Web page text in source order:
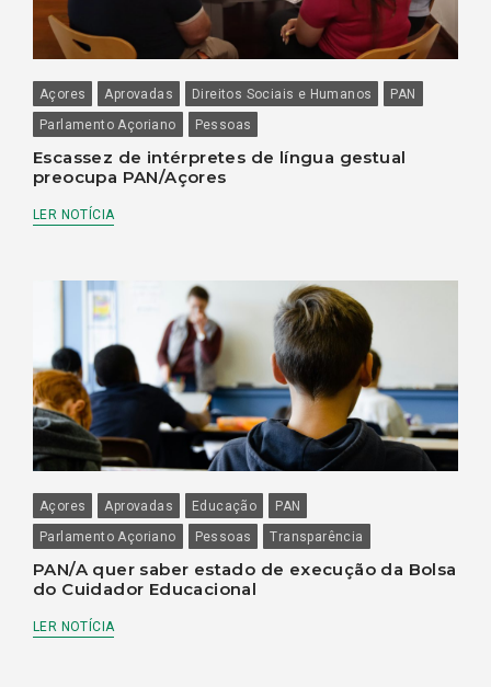
Açores Aprovadas Direitos Sociais e Humanos
PAN
Parlamento Açoriano
Pessoas
Escassez de intérpretes de língua gestual
preocupa PAN/Açores
LER NOTÍCIA
Açores Aprovadas Educação
PAN
Parlamento Açoriano
Pessoas Transparência
PAN/A quer saber estado de execução da Bolsa
do Cuidador Educacional
LER NOTÍCIA